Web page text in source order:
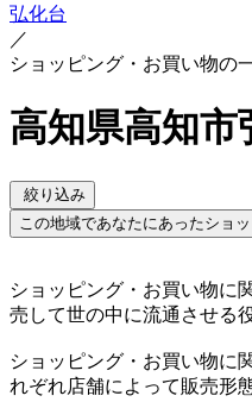
弘化台
／
ショッピング・お買い物の
高知県高知
絞り込み
この地域であなたにあったショ
ショッピング・お買い物に
売して世の中に流通させる
ショッピング・お買い物に
れぞれ店舗によって販売形